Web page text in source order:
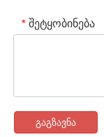
* შეტყობინება
გაგზავნა